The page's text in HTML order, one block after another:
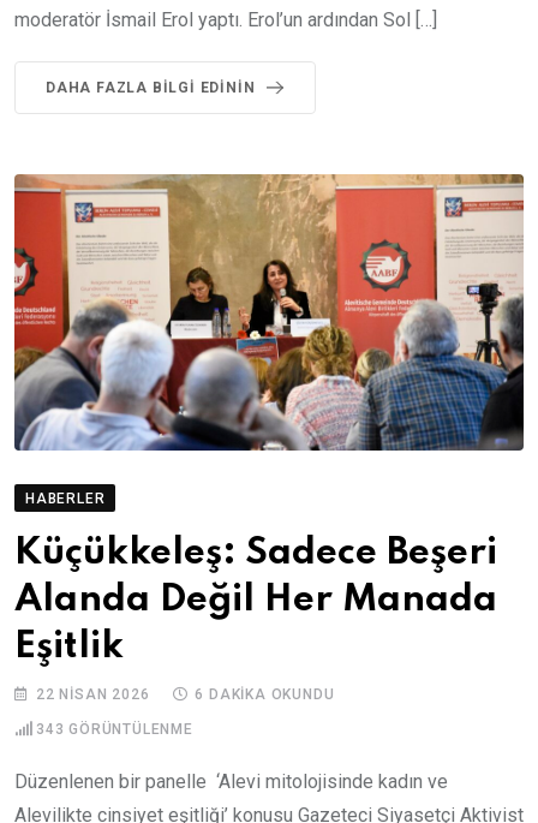
moderatör İsmail Erol yaptı. Erol’un ardından Sol […]
DAHA FAZLA BILGI EDININ
HABERLER
Küçükkeleş: Sadece Beşeri
Alanda Değil Her Manada
Eşitlik
22 NISAN 2026 6 DAKIKA OKUNDU
343 GÖRÜNTÜLENME
Düzenlenen bir panelle ‘Alevi mitolojisinde kadın ve
Alevilikte cinsiyet eşitliği’ konusu Gazeteci Siyasetçi Aktivist